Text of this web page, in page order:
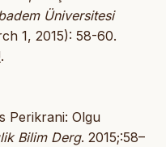
Üniversitesi
1, 2015): 58-60.
.
Perikrani: Olgu
Bilim Derg. 2015;:58–